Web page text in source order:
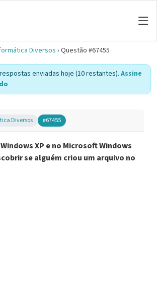
Diversos › Questão #67455
respostas enviadas hoje (10 restantes). Assine
Diversos #67455
XP e no Microsoft Windows
se alguém criou um arquivo no